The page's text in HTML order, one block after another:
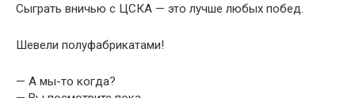
Сыграть вничью с ЦСКА — это лучше любых побед.
Шевели полуфабрикатами!
— А мы-то когда?